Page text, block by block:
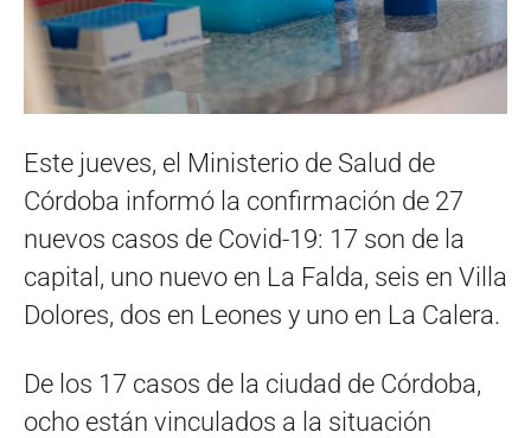
Este jueves, el Ministerio de Salud de
Córdoba informó la confirmación de 27
nuevos casos de Covid-19: 17 son de la
capital, uno nuevo en La Falda, seis en Villa
Dolores, dos en Leones y uno en La Calera.
De los 17 casos de la ciudad de Córdoba,
ocho están vinculados a la situación